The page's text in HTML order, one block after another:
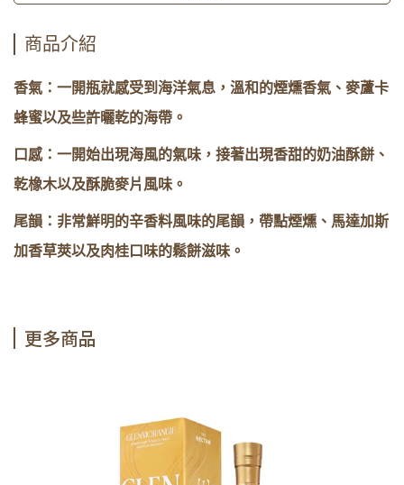
商品介紹
香氣：一開瓶就感受到海洋氣息，溫和的煙燻香氣、麥蘆卡
蜂蜜以及些許曬乾的海帶。
口感：一開始出現海風的氣味，接著出現香甜的奶油酥餅、
乾橡木以及酥脆麥片風味。
尾韻：非常鮮明的辛香料風味的尾韻，帶點煙燻、馬達加斯
加香草莢以及肉桂口味的鬆餅滋味。
更多商品